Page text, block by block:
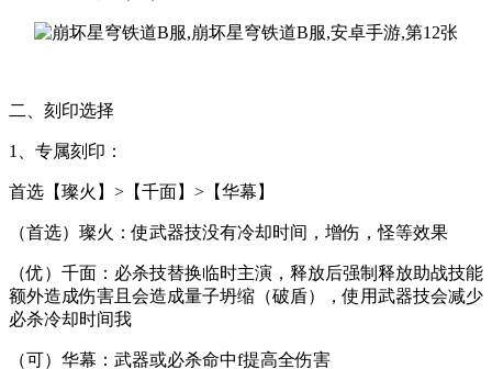
二、刻印选择
1、专属刻印：
首选【璨火】>【千面】>【华幕】
（首选）璨火：使武器技没有冷却时间，增伤，怪等效果
（优）千面：必杀技替换临时主演，释放后强制释放助战技能
额外造成伤害且会造成量子坍缩（破盾），使用武器技会减少
必杀冷却时间我
（可）华幕：武器或必杀命中f提高全伤害